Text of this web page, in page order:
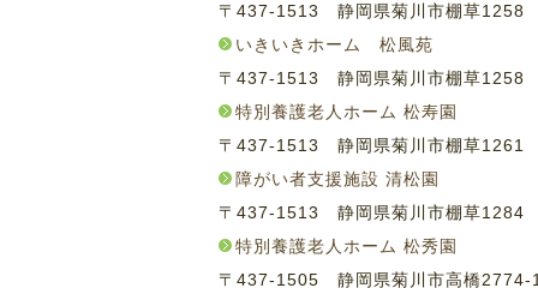
〒437-1513 静岡県菊川市棚草
いきいきホーム 松風苑
〒437-1513 静岡県菊川市棚草
特別養護老人ホーム 松寿園
〒437-1513 静岡県菊川市棚草
障がい者支援施設 清松園
〒437-1513 静岡県菊川市棚草
特別養護老人ホーム 松秀園
〒437-1505 静岡県菊川市高橋